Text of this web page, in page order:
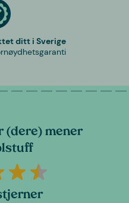
ditt i Sverige
(dere) mener